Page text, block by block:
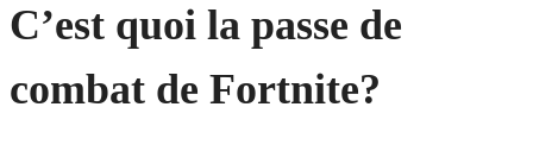
C’est quoi la passe de
combat de Fortnite?